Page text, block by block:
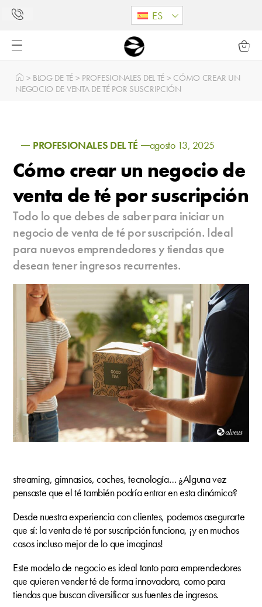
ES
> BLOG DE TÉ> PROFESIONALES DEL TÉ > CÓMO CREAR UN
NEGOCIO DE VENTA DE TÉ POR SUSCRIPCIÓN
PROFESIONALES DEL TÉ agosto 13, 2025
Cómo crear un negocio de
venta de té por suscripción
Todo lo que debes de saber para iniciar un
negocio de venta de té por suscripción. Ideal
para nuevos emprendedores y tiendas que
desean tener ingresos recurrentes.
streaming, gimnasios, coches, tecnología… ¿Alguna vez
pensaste que el té también podría entrar en esta dinámica?
Desde nuestra experiencia con clientes, podemos asegurarte
que sí: la venta de té por suscripción funciona, ¡y en muchos
casos incluso mejor de lo que imaginas!
Este modelo de negocio es ideal tanto para emprendedores
que quieren vender té de forma innovadora, como para
tiendas que buscan diversificar sus fuentes de ingresos.